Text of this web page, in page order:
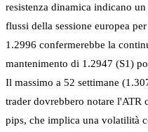
resistenza dinamica indicano
flussi della sessione europea
1.2996 confermerebbe la
mantenimento di 1.2947 (S1)
Il massimo a 52 settimane
trader dovrebbero notare l'ATR
pips, che implica una volatilità